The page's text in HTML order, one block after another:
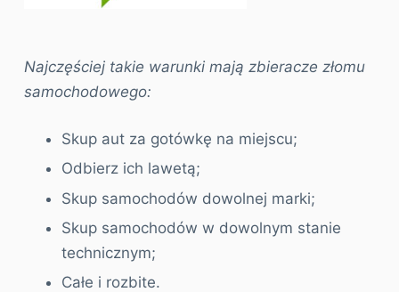
Najczęściej takie warunki mają zbieracze złomu
samochodowego:
Skup aut za gotówkę na miejscu;
Odbierz ich lawetą;
Skup samochodów dowolnej marki;
Skup samochodów w dowolnym stanie
technicznym;
Całe i rozbite.